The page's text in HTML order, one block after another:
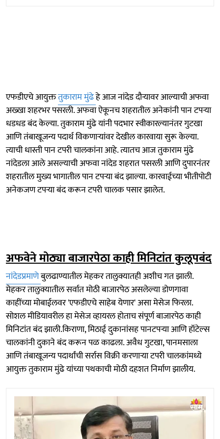
एफडीएचे आयुक्ततुकाराम मुंढेहे आज नांदेड दौऱ्यावर आल्याची अफवा
अख्खा शहरभर पसरली. अफवा ऐकूनच शहरातील अनेकांनी पान टपऱ्या
धडधड बंद केल्या. तुकाराम मुंढे यांनी पदभार स्वीकारल्यानंतर गुटखा
आणि तंबाखूजन्य पदार्थ विकणाऱ्यांवर देखील कारवाया सुरू केल्या.
त्याची धास्ती पान टपरी चालकांना आहे. त्यातच आज तुकाराम मुंढे
नांदेडला आले असल्याची अफवा नांदेड शहरात पसरली आणि दुपारनंतर
शहरातील मुख्य भागातील पान टपऱ्या बंद झाल्या. कारवाईच्या भीतीपोटी
अनेकजण टपऱ्या बंद करून टपरी चालक पसार झालेत.
अफवेने मोठ्या बाजारपेठा काही मिनिटांत कुलूपबंद
नांदेडप्रमाणेबुलढाण्यातील मेहकर तालुक्यातही अशीच गत झाली.
मेहकर तालुक्यातील सर्वात मोठी बाजारपेठ असलेल्या डोणगावा
काहींच्या मोबाईलवर 'एफडीएचे साहेब येणार' असा मेसेज फिरला.
सोशल मीडियावरील हा मेसेज व्हायरल होताच संपूर्ण बाजारपेठ काही
मिनिटांत बंद झाली.किराणा, मिठाई दुकानांसह पानटपऱ्या आणि हॉटेल्स
चालकांनी दुकाने बंद करून पळ काढला. अवैध गुटखा, पानमसाला
आणि तंबाखूजन्य पदार्थांची सर्रास विक्री करणाऱ्या टपरी चालकांमध्ये
आयुक्त तुकाराम मुंढे यांच्या पथकाची मोठी दहशत निर्माण झालीय.